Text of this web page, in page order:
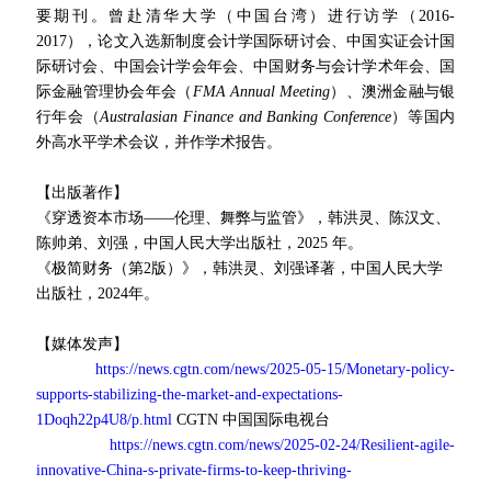
要期刊。曾赴清华大学（中国台湾）进行访学（2016-
2017），论文入选新制度会计学国际研讨会、中国 实证会计国
际研讨会 、中国会计学会年会、中国财务与会计学术年会 、国
际金融管理协会年会（ FMA Annual Meeting）、 澳洲金融与银
行年会（Australasian Finance and Banking Conference） 等国内
外高水平学术会议，并作学术报告。
【出版著作】
《穿透资本市场——伦理、舞弊与监管》，韩洪灵、陈汉文、
陈帅弟、刘强，中国人民大学出版社，2025 年。
《极简财务（第2版）》，韩洪灵、刘强译著，中国人民大学
出版社，2024年。
【媒体发声】
https://news.cgtn.com/news/2025-05-15/Monetary-policy-
supports-stabilizing-the-market-and-expectations-
1Doqh22p4U8/p.html CGTN 中国国际电视台
https://news.cgtn.com/news/2025-02-24/Resilient-agile-
innovative-China-s-private-firms-to-keep-thriving-